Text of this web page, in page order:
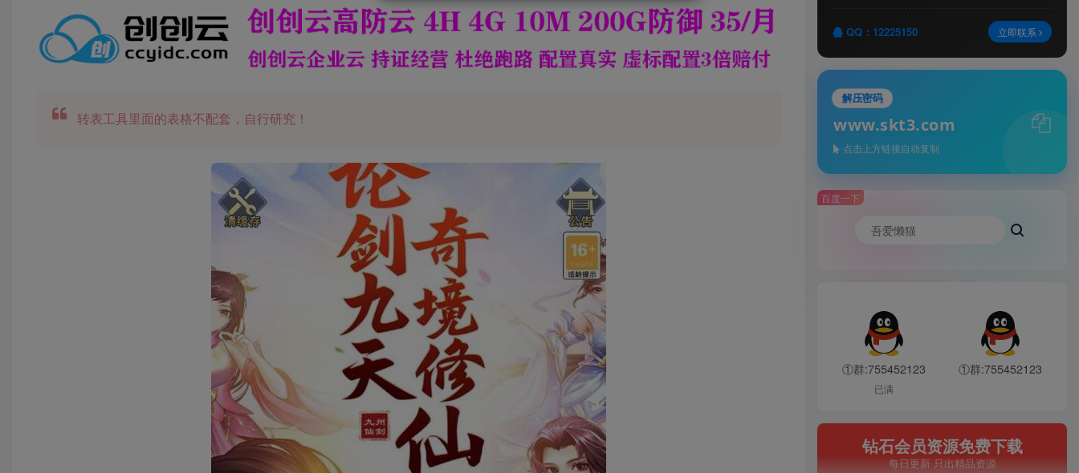
转表工具里面的表格不配套，自行研究！
QQ：12225150 立即联系
解压密码
www.skt3.com
点击上方链接自动复制
百度一下
①群:755452123
已满
①群:755452123
钻石会员资源免费下载
每日更新 只出精品资源